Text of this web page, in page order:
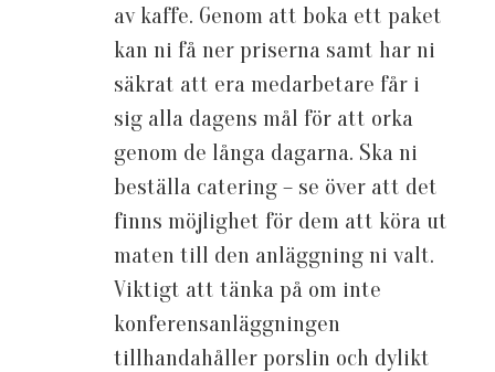
av kaffe. Genom att boka ett paket
kan ni få ner priserna samt har ni
säkrat att era medarbetare får i
sig alla dagens mål för att orka
genom de långa dagarna. Ska ni
beställa catering – se över att det
finns möjlighet för dem att köra ut
maten till den anläggning ni valt.
Viktigt att tänka på om inte
konferensanläggningen
tillhandahåller porslin och dylikt